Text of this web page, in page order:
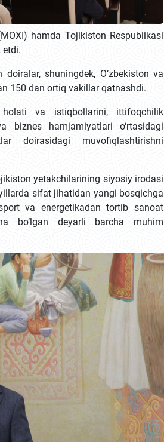
hamda Tojikiston Respublikasi
etdi.
shuningdek, O‘zbekiston va
150 dan ortiq vakillar qatnashdi.
holati va istiqbollarini, ittifoqchilik
biznes hamjamiyatlari o‘rtasidagi
doirasidagi muvofiqlashtirishni
yetakchilarining siyosiy irodasi
sifat jihatidan yangi bosqichga
va energetikadan tortib sanoat
bo‘lgan deyarli barcha muhim